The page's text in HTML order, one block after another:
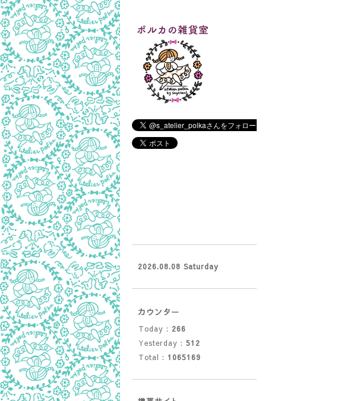
2026.08.08 Saturday
カウンター
Today : 266
Yesterday : 512
Total : 1065169